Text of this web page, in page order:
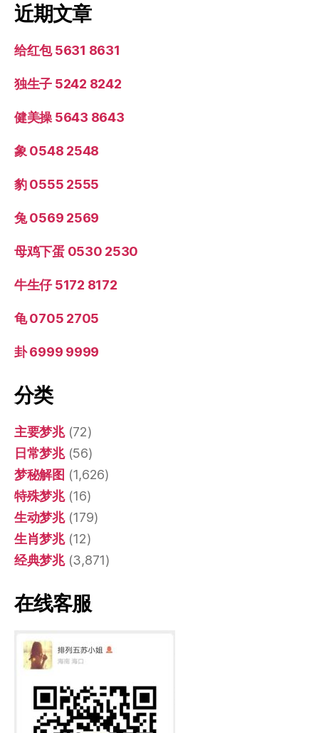
近期文章
给红包 5631 8631
独生子 5242 8242
健美操 5643 8643
象 0548 2548
豹 0555 2555
兔 0569 2569
母鸡下蛋 0530 2530
牛生仔 5172 8172
龟 0705 2705
卦 6999 9999
分类
主要梦兆(72)
日常梦兆(56)
梦秘解图 (1,626)
特殊梦兆(16)
生动梦兆(179)
生肖梦兆(12)
经典梦兆(3,871)
在线客服